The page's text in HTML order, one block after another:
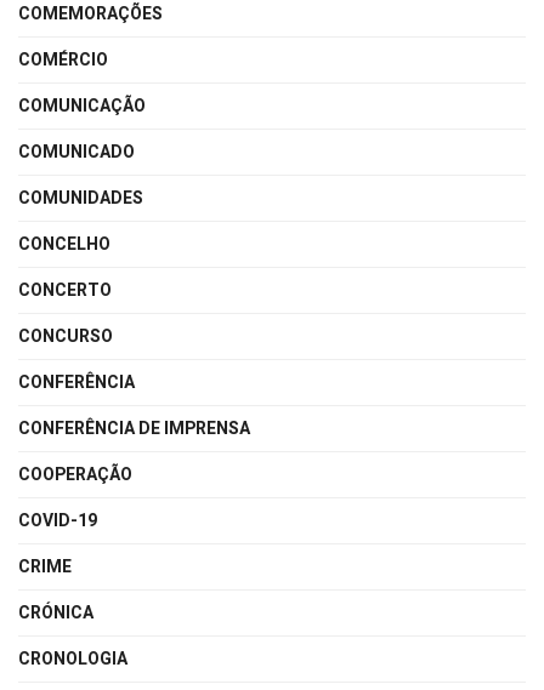
COMEMORAÇÕES
COMÉRCIO
COMUNICAÇÃO
COMUNICADO
COMUNIDADES
CONCELHO
CONCERTO
CONCURSO
CONFERÊNCIA
CONFERÊNCIA DE IMPRENSA
COOPERAÇÃO
COVID-19
CRIME
CRÓNICA
CRONOLOGIA